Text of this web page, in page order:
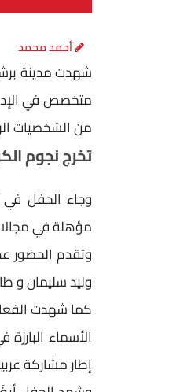
أحمد محمد
شهدت مدينة
متخصص في
من الشخصيات
تخرج نجوم
وجاء الحفل في
مؤهلة في
وتقدم الحضور
وليد سليمان و
كما شهدت
الأسماء
إطار مشاركة